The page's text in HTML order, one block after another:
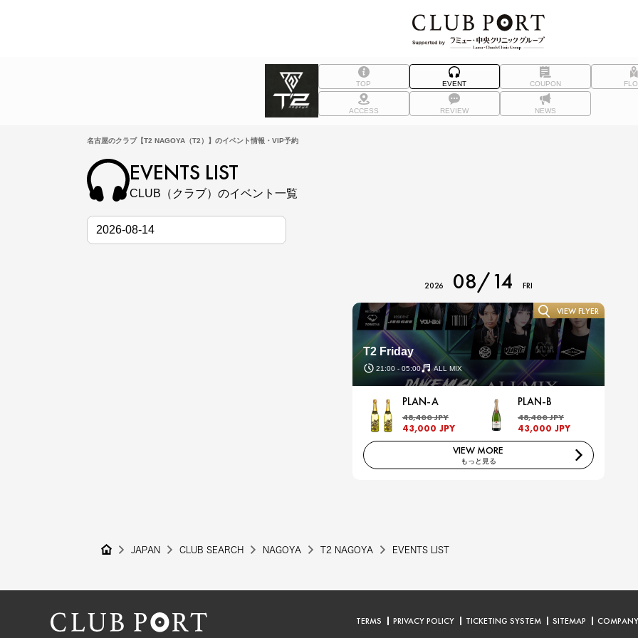
TOP EVENT COUPON
ACCESS REVIEW NEWS
名古屋のクラブ【T2 NAGOYA（T2）】のイベント情報・VIP予約
EVENTS LIST
CLUB（クラブ）のイベント一覧
2026 08/14 FRI
T2 Friday
21:00 - 05:00 ALL MIX
VIEW FLYER
PLAN-A
48,400 JPY
43,000 JPY
PLAN-B
48,400 JPY
43,000 JPY
VIEW MORE
もっと見る
JAPAN CLUB SEARCH NAGOYA T2 NAGOYA EVENTS LIST
TERMS PRIVACY POLICY TICKETING SYSTEM SITEMAP COMPANY